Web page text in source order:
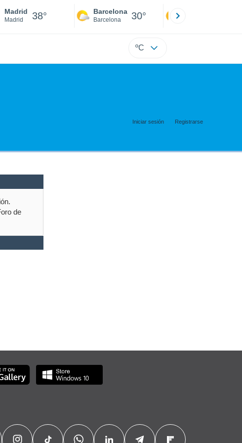
Madrid
Madrid 38° Barcelona
Barcelona 30°
ºC
Iniciar sesión Registrarse
de